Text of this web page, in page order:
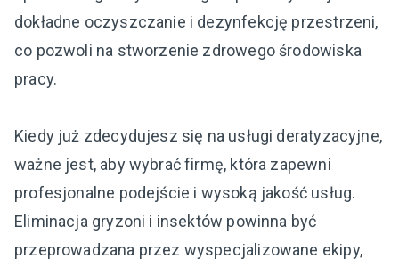
dokładne oczyszczanie i dezynfekcję przestrzeni,
co pozwoli na stworzenie zdrowego środowiska
pracy.
Kiedy już zdecydujesz się na usługi deratyzacyjne,
ważne jest, aby wybrać firmę, która zapewni
profesjonalne podejście i wysoką jakość usług.
Eliminacja gryzoni i insektów powinna być
przeprowadzana przez wyspecjalizowane ekipy,